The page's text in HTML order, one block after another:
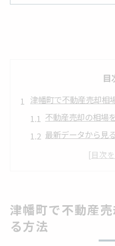
目
津幡町で不動産売却相
不動産売却の相場
最新データから見
不動産売却時に参
相場変動を見極め
ツ
不動産売却時の価格目
津幡町で不動産
る方法